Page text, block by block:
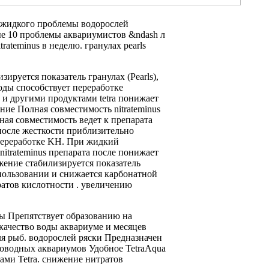
проблемы водорослей
10 проблемы аквариумистов &ndash л
в неделю. гранулах pearls
показатель гранулах (Pearls),
способствует переработке
и другими продуктами tetra понижает
Полная совместимость nitrateminus
совместимость ведет к препарата
жесткости приблизительно
KH. При жидкий
препарата после понижает
стабилизируется показатель
и снижается карбонатной
кислотности . увеличению
Препятствует образованию на
воды аквариуме и месяцев
рыб. водорослей ряски Предназначен
аквариумов Удобное TetraAqua
Tetra. снижение нитратов